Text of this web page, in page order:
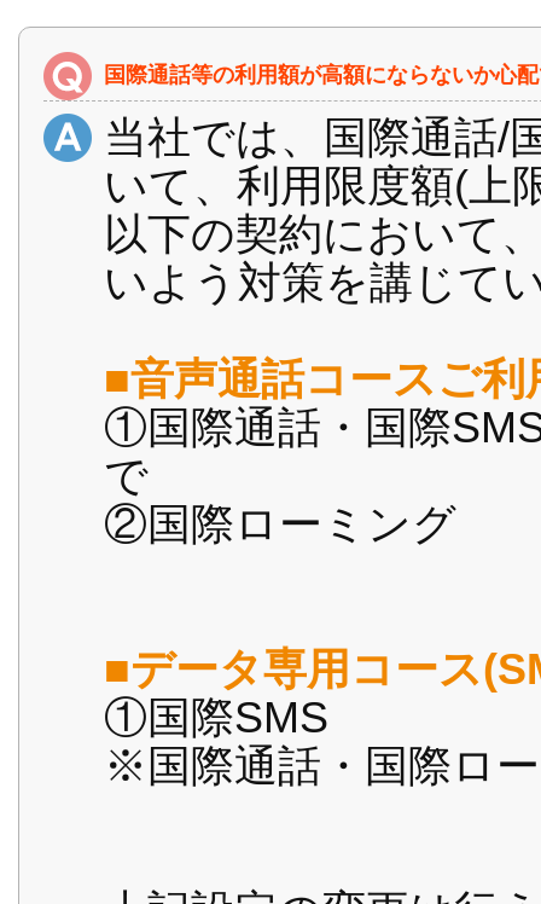
国際通話等の利用額が高額にならないか心
当社では、国際通話/
いて、利用限度額(上
以下の契約において
いよう対策を講じて
■音声通話コースご
①国際通話・国際
で
②国際ローミング
■データ専用コース
①国際SMS ：
※国際通話・国際ロ